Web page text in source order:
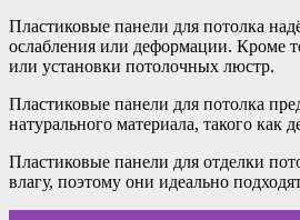
Пластиковые панели для потолка
ослабления или деформации. Кроме
или установки потолочных люстр.
Пластиковые панели для потолка
натурального материала, такого как
Пластиковые панели для отделки
влагу, поэтому они идеально